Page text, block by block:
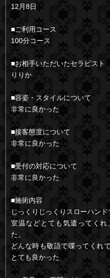
12月8日
■ご利用コース
100分コース
■お相手いただいたセラピスト
りりか
■容姿・スタイルについて
非常に良かった
■接客態度について
非常に良かった
■受付の対応について
非常に良かった
■施術内容
じっくりじっくりスローハン
室温などとても気遣ってく
た。
どんな時も敬語で喋ってくれ
とても良かった